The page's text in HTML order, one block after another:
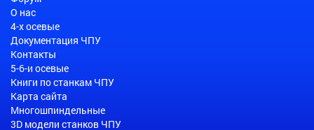
О нас
4-х осевые
Документация ЧПУ
Контакты
5-6-и осевые
Книги по станкам ЧПУ
Карта сайта
Многошпиндельные
3D модели станков ЧПУ